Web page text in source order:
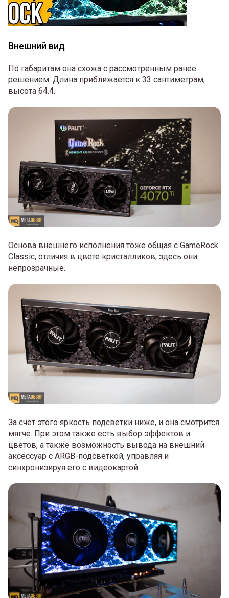
Внешний вид
По габаритам она схожа с рассмотренным ранее
решением. Длина приближается к 33 сантиметрам,
высота 64.4.
Основа внешнего исполнения тоже общая с GameRock
Classic, отличия в цвете кристалликов, здесь они
непрозрачные.
За счет этого яркость подсветки ниже, и она смотрится
мягче. При этом также есть выбор эффектов и
цветов, а также возможность вывода на внешний
аксессуар с ARGB-подсветкой, управляя и
синхронизируя его с видеокартой.